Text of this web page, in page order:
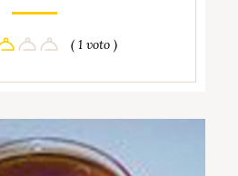
( 1 voto )